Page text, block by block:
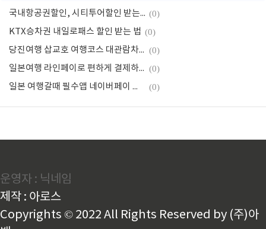
국내항공권할인, 시티투어할인 받는 방법 (0)
KTX승차권 내일로패스 할인 받는 법 (0)
당진여행 삽교호 여행코스 대관람차 추천 (0)
일본여행 라인페이로 편하게 결제하기 (0)
일본 여행갈때 필수앱 네이버페이 결제사용방법 (0)
운영자 : 닉네임
제작 : 아로스
Copyrights © 2022 All Rights Reserved by (주)아